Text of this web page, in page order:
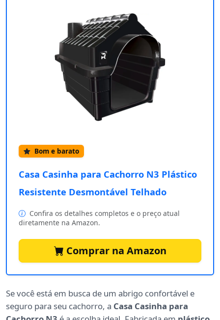
Bom e barato
Casa Casinha para Cachorro N3 Plástico
Resistente Desmontável Telhado
Confira os detalhes completos e o preço atual
diretamente na Amazon.
Comprar na Amazon
Se você está em busca de um abrigo confortável e
seguro para seu cachorro, a Casa Casinha para